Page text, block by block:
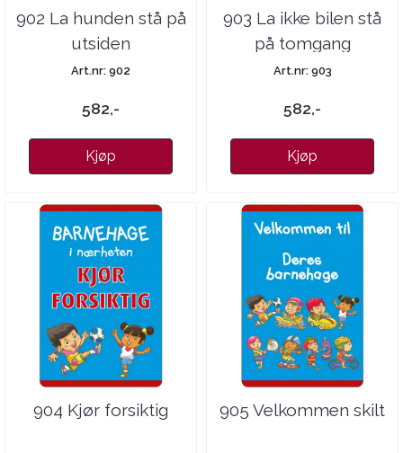
902 La hunden stå på
utsiden
Art.nr: 902
582,-
Kjøp
903 La ikke bilen stå
på tomgang
Art.nr: 903
582,-
Kjøp
904 Kjør forsiktig 905 Velkommen skilt